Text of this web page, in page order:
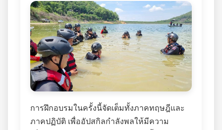
การฝึกอบรมในครั้งนี้จัดเต็มทั้งภาคทฤษฎีและ
ภาคปฏิบัติ เพื่ออัปสกิลกำลังพลให้มีความ